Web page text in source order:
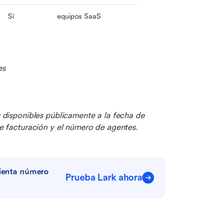
Sí equipos SaaS
públicamente a la fecha de
facturación y el número de agentes.
número
Prueba Lark ahora